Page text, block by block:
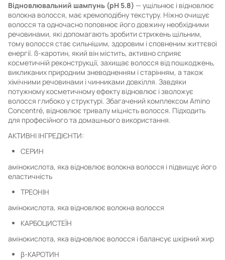
Відновлювальний шампунь (pH 5.8) — ущільнює і відновлює
волокна волосся, має кремоподібну текстуру. Ніжно очищує
волосся та одночасно поповнює його довжину необхідними
речовинами, які допомагають зробити стрижень щільним,
тому волосся стає сильнішим, здоровим і сповненим життєвої
енергії. ß-каротин, який він містить, активно сприяє
косметичній реконструкції, захищає волосся від пошкоджень,
викликаних природним зневодненням і старінням, а також
хімічними речовинами і чинниками довкілля. Завдяки
потужному косметичному ефекту відновлює і зволожує
волосся глибоко у структурі. Збагачений комплексом Amino
Concentré, відновлює тривалу міцність волосся. Підходить
для професійного та домашнього використання.
АКТИВНІ ІНГРЕДІЄНТИ:
СЕРИН
амінокислота, яка відновлює волокна волосся і підвищує його
еластичність
ТРЕОНІН
амінокислота, яка відновлює волокна волосся
КАРБОЦИСТЕЇН
амінокислота, яка відновлює волосся і балансує шкірний жир
β-КАРОТИН